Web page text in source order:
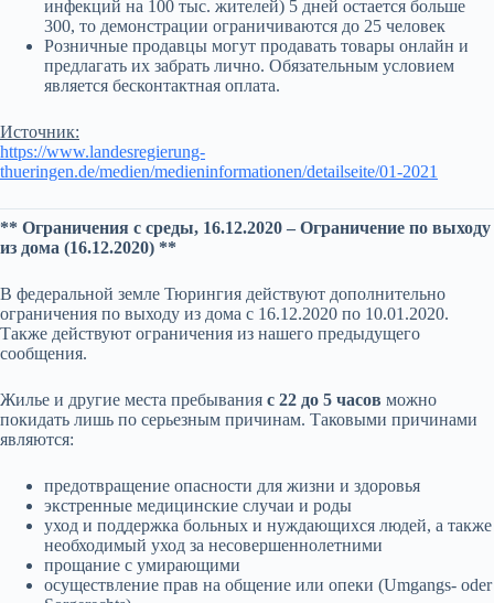
инфекций на 100 тыс. жителей) 5 дней остается больше
300, то демонстрации ограничиваются до 25 человек
Розничные продавцы могут продавать товары онлайн и
предлагать их забрать лично. Обязательным условием
является бесконтактная оплата.
Источник:
https://www.landesregierung-
thueringen.de/medien/medieninformationen/detailseite/01-2021
** Ограничения с среды, 16.12.2020 – Ограничение по выходу
из дома (16.12.2020) **
В федеральной земле Тюрингия действуют дополнительно
ограничения по выходу из дома с 16.12.2020 по 10.01.2020.
Также действуют ограничения из нашего предыдущего
сообщения.
Жилье и другие места пребывания с 22 до 5 часов можно
покидать лишь по серьезным причинам. Таковыми причинами
являются:
предотвращение опасности для жизни и здоровья
экстренные медицинские случаи и роды
уход и поддержка больных и нуждающихся людей, а также
необходимый уход за несовершеннолетними
прощание с умирающими
осуществление прав на общение или опеки (Umgangs- oder